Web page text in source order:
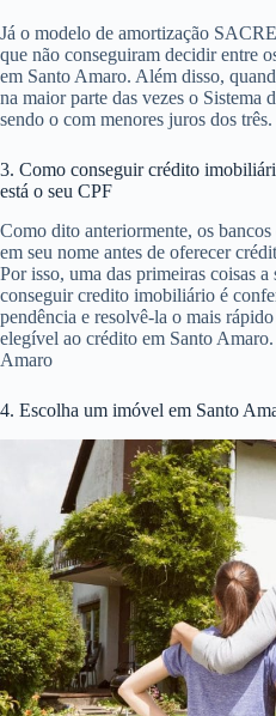
Já o modelo de amortização
que não conseguiram decidir entre
em Santo Amaro. Além disso,
na maior parte das vezes o Sistema
sendo o com menores juros dos três.
3. Como conseguir crédito
está o seu CPF
Como dito anteriormente, os
em seu nome antes de oferecer
Por isso, uma das primeiras coisas
conseguir credito imobiliário é
pendência e resolvê-la o mais
elegível ao crédito em Santo
Amaro
4. Escolha um imóvel em Santo